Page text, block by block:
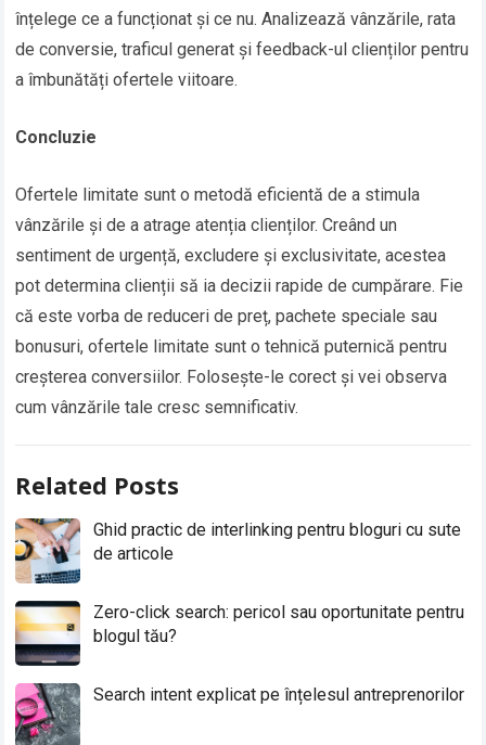
înțelege ce a funcționat și ce nu. Analizează vânzările, rata
de conversie, traficul generat și feedback-ul clienților pentru
a îmbunătăți ofertele viitoare.
Concluzie
Ofertele limitate sunt o metodă eficientă de a stimula
vânzările și de a atrage atenția clienților. Creând un
sentiment de urgență, excludere și exclusivitate, acestea
pot determina clienții să ia decizii rapide de cumpărare. Fie
că este vorba de reduceri de preț, pachete speciale sau
bonusuri, ofertele limitate sunt o tehnică puternică pentru
creșterea conversiilor. Folosește-le corect și vei observa
cum vânzările tale cresc semnificativ.
Related Posts
Ghid practic de interlinking pentru bloguri cu sute
de articole
Zero-click search: pericol sau oportunitate pentru
blogul tău?
Search intent explicat pe înțelesul antreprenorilor